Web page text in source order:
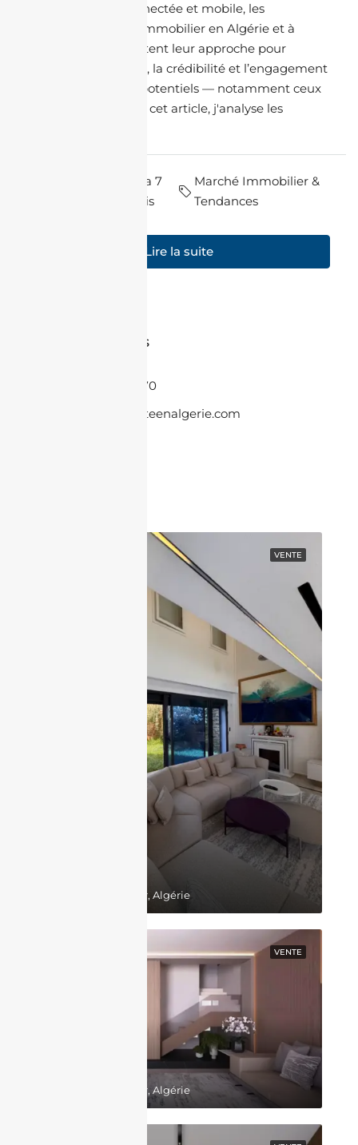
plus exigeante, connectée et mobile, les
professionnels de l’immobilier en Algérie et à
l’international adaptent leur approche pour
renforcer la visibilité, la crédibilité et l’engagement
avec les acheteurs potentiels — notamment ceux
de la diaspora. Dans cet article, j'analyse les
il y a 7
mois
Marché Immobilier &
Tendances
Lire la suite
Contactez-nous
+33 6 86 08 55 70
contact@jacheteenalgerie.com
VENTE
Belgaid, Bir El Djir, Algérie
VENTE
Belgaid, Bir El Djir, Algérie